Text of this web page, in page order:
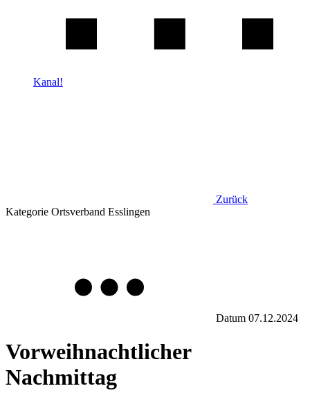
Kanal!
Zurück
Kategorie Ortsverband Esslingen
Datum 07.12.2024
Vorweihnachtlicher
Nachmittag